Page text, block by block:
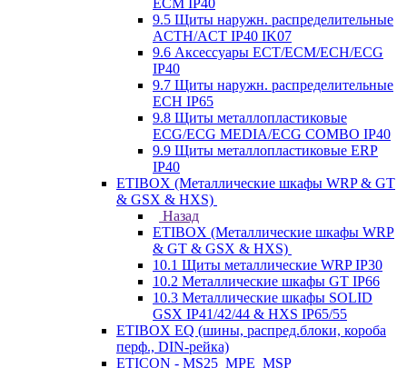
ECМ IP40
9.5 Щиты наружн. распределительные
ACTH/ACT IP40 IK07
9.6 Аксессуары ECT/ECM/ECH/ECG
IP40
9.7 Щиты наружн. распределительные
ECH IP65
9.8 Щиты металлопластиковые
ECG/ECG MEDIA/ECG COMBO IP40
9.9 Щиты металлопластиковые ERP
IP40
ETIBOX (Металлические шкафы WRP & GT
& GSX & HXS)
Назад
ETIBOX (Металлические шкафы WRP
& GT & GSX & HXS)
10.1 Щиты металлические WRP IP30
10.2 Металлические шкафы GT IP66
10.3 Металлические шкафы SOLID
GSX IP41/42/44 & HXS IP65/55
ETIBOX EQ (шины, распред.блоки, короба
перф., DIN-рейка)
ETICON - MS25_MPE_MSP